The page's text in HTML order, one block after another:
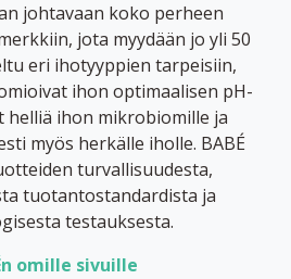
johtavaan koko perheen
jota myydään jo yli 50
eri ihotyyppien tarpeisiin,
ihon optimaalisen pH-
helliä ihon mikrobiomille ja
myös herkälle iholle. BABÉ
turvallisuudesta,
tuotantostandardista ja
testauksesta.
omille sivuille